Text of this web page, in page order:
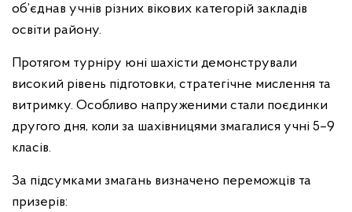
об’єднав учнів різних вікових категорій закладів
освіти району.
Протягом турніру юні шахісти демонстрували
високий рівень підготовки, стратегічне мислення та
витримку. Особливо напруженими стали поєдинки
другого дня, коли за шахівницями змагалися учні 5–9
класів.
За підсумками змагань визначено переможців та
призерів: